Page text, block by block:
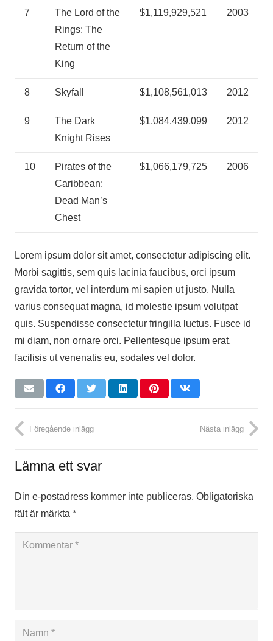
7
The Lord of the
Rings: The
Return of the
King
$1,119,929,521 2003
8 Skyfall $1,108,561,013 2012
9
The Dark
Knight Rises
$1,084,439,099 2012
10
Pirates of the
Caribbean:
Dead Man’s
Chest
$1,066,179,725 2006
Lorem ipsum dolor sit amet, consectetur adipiscing elit.
Morbi sagittis, sem quis lacinia faucibus, orci ipsum
gravida tortor, vel interdum mi sapien ut justo. Nulla
varius consequat magna, id molestie ipsum volutpat
quis. Suspendisse consectetur fringilla luctus. Fusce id
mi diam, non ornare orci. Pellentesque ipsum erat,
facilisis ut venenatis eu, sodales vel dolor.
Föregående inlägg Nästa inlägg
Lämna ett svar
Din e-postadress kommer inte publiceras. Obligatoriska
fält är märkta *